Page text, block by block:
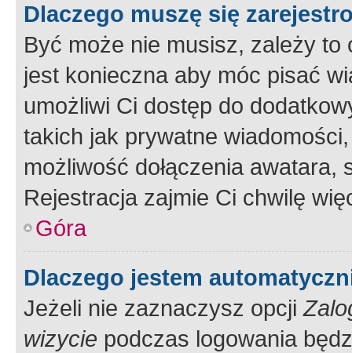
Dlaczego muszę się
Być może nie musisz, zależy
jest konieczna aby móc pisać
umożliwi Ci dostęp do
takich jak prywatne
możliwość dołączenia
Rejestracja zajmie Ci chwilę
Góra
Dlaczego jestem
Jeżeli nie zaznaczysz opcji
wizycie podczas logowania